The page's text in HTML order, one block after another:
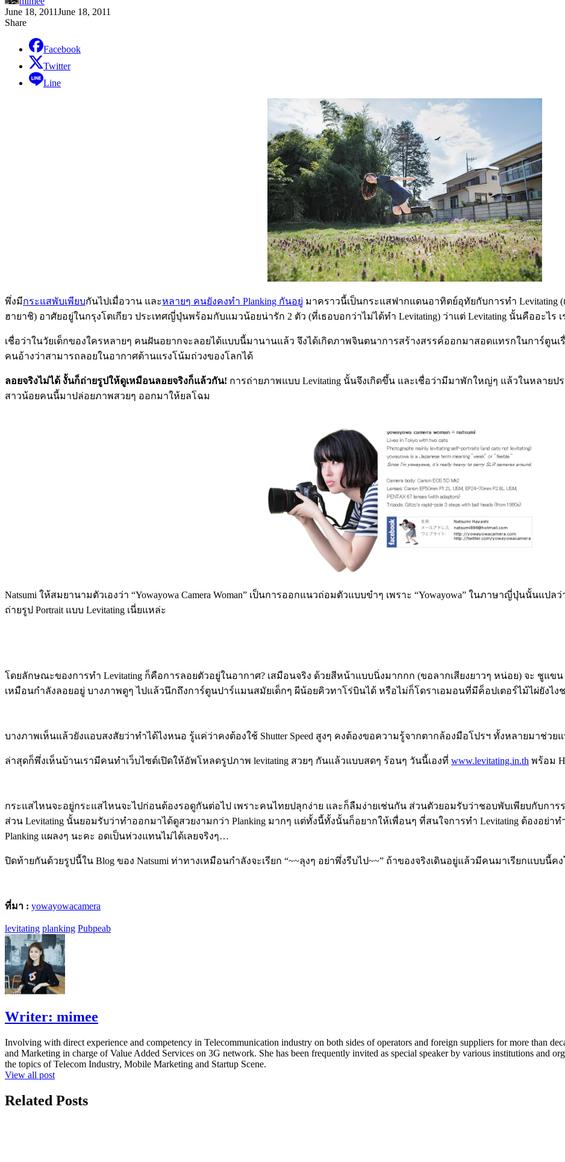
June 18, 2011June 18, 2011
Share
Facebook
Twitter
Line
พึ่งมีกระแสพับเพียบกันไปเมื่อวาน และหลายๆ คนยังคงทำ Planking กันอยู่ มาคราวนี้เป็นกระแสฟากแดนอาทิตย์อุทัยกับการทำ Levitating
ฮายาชิ) อาศัยอยู่ในกรุงโตเกียว ประเทศญี่ปุ่นพร้อมกับแมวน้อยน่ารัก 2 ตัว (ที่เธอบอกว่าไม่ได้ทำ Levitating) ว่าแต่ Levitating นั้นคืออะไร
เชื่อว่าในวัยเด็กของใครหลายๆ คนฝันอยากจะลอยได้แบบนี้มานานแล้ว จึงได้เกิดภาพจินตนาการสร้างสรรค์ออกมาสอดแทรกในการ์ตูน
คนอ้างว่าสามารถลอยในอากาศต้านแรงโน้มถ่วงของโลกได้
ลอยจริงไม่ได้ งั้นก็ถ่ายรูปให้ดูเหมือนลอยจริงก็แล้วกัน! การถ่ายภาพแบบ Levitating นั้นจึงเกิดขึ้น และเชื่อว่ามีมาพักใหญ่ๆ แล้วในหลาย
สาวน้อยคนนี้มาปล่อยภาพสวยๆ ออกมาให้ยลโฉม
Natsumi ให้สมยานามตัวเองว่า “Yowayowa Camera Woman” เป็นการออกแนวถ่อมตัวแบบขำๆ เพราะ “Yowayowa” ในภาษาญี่ปุ่นนั้นแป
ถ่ายรูป Portrait แบบ Levitating เนี่ยแหล่ะ
โดยลักษณะของการทำ Levitating ก็คือการลอยตัวอยู่ในอากาศ? เสมือนจริง ด้วยสีหน้าแบบนิ่งมากกก (ขอลากเสียงยาวๆ หน่อย) จะ ชูแข
เหมือนกำลังลอยอยู่ บางภาพดูๆ ไปแล้วนึกถึงการ์ตูนปาร์แมนสมัยเด็กๆ ผีน้อยคิวทาโร่บินได้ หรือไม่ก็โดราเอมอนที่มีค็อปเตอร์ไม้ไผ่ยังไง
บางภาพเห็นแล้วยังแอบสงสัยว่าทำได้ไงหนอ รู้แค่ว่าคงต้องใช้ Shutter Speed สูงๆ คงต้องขอความรู้จากตากล้องมือโปรฯ ทั้งหลายมาช่ว
ล่าสุดก็พึ่งเห็นบ้านเรามีคนทำเว็บไซต์เปิดให้อัพโหลดรูปภาพ levitating สวยๆ กันแล้วแบบสดๆ ร้อนๆ วันนี้เองที่ www.levitating.in.th พร้อม
กระแสไหนจะอยู่กระแสไหนจะไปก่อนต้องรอดูกันต่อไป เพราะคนไทยปลุกง่าย และก็ลืมง่ายเช่นกัน ส่วนตัวยอมรับว่าชอบพับเพียบกับกา
ส่วน Levitating นั้นยอมรับว่าทำออกมาได้ดูสวยงามกว่า Planking มากๆ แต่ทั้งนี้ทั้งนั้นก็อยากให้เพื่อนๆ ที่สนใจการทำ Levitating ต้องอย่า
Planking แผลงๆ นะคะ อดเป็นห่วงแทนไม่ได้เลยจริงๆ…
ปิดท้ายกันด้วยรูปนี้ใน Blog ของ Natsumi ท่าทางเหมือนกำลังจะเรียก “~~ลุงๆ อย่าพึ่งรีบไป~~” ถ้าของจริงเดินอยู่แล้วมีคนมาเรียกแบบนี้ค
ที่มา : yowayowacamera
levitating planking Pubpeab
Writer: mimee
Involving with direct experience and competency in Telecommunication industry on both sides of operators and foreign suppliers for more than
and Marketing in charge of Value Added Services on 3G network. She has been frequently invited as special speaker by various institutions and
the topics of Telecom Industry, Mobile Marketing and Startup Scene.
View all post
Related Posts